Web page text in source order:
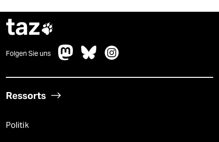
taz
Folgen Sie uns
Ressorts
Politik